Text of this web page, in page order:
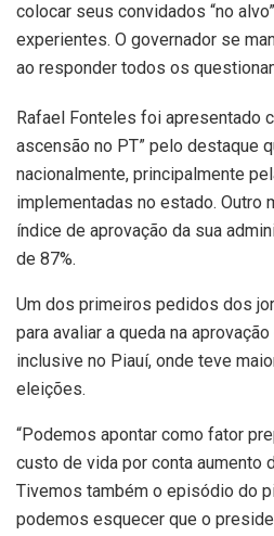
colocar seus convidados “no
experientes. O governador se
ao responder todos os
Rafael Fonteles foi apresentado
ascensão no PT” pelo destaque
nacionalmente, principalmente
implementadas no estado. Outro
índice de aprovação da sua
de 87%.
Um dos primeiros pedidos dos
para avaliar a queda na
inclusive no Piauí, onde teve
eleições.
“Podemos apontar como fator
custo de vida por conta aumento
Tivemos também o episódio do
podemos esquecer que o